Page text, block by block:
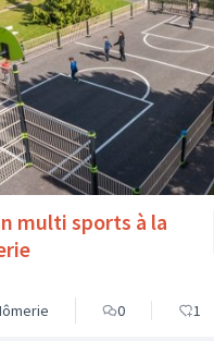
multi sports à la
0 1